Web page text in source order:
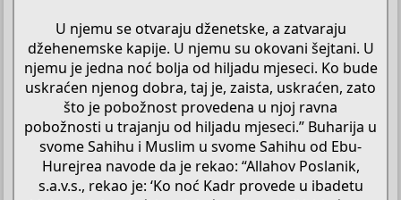
U njemu se otvaraju dženetske, a zatvaraju
džehenemske kapije. U njemu su okovani šejtani. U
njemu je jedna noć bolja od hiljadu mjeseci. Ko bude
uskraćen njenog dobra, taj je, zaista, uskraćen, zato
što je pobožnost provedena u njoj ravna
pobožnosti u trajanju od hiljadu mjeseci.” Buharija u
svome Sahihu i Muslim u svome Sahihu od Ebu-
Hurejrea navode da je rekao: “Allahov Poslanik,
s.a.v.s., rekao je: ‘Ko noć Kadr provede u ibadetu